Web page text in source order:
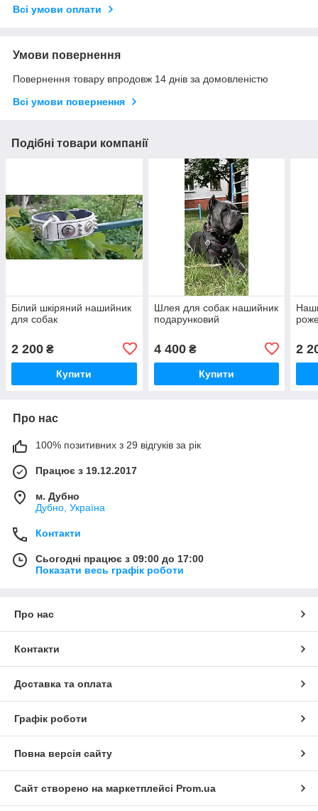
Всі умови оплати
Умови повернення
Повернення товару впродовж 14 днів за домовленістю
Всі умови повернення
Подібні товари компанії
Білий шкіряний нашийник
для собак
2 200 ₴
Купити
Шлея для собак нашийник
подарунковий
4 400₴
Купити
2
Про нас
100% позитивних з 29 відгуків за рік
Працює з 19.12.2017
м. Дубно
Дубно, Україна
Контакти
Сьогодні працює з 09:00 до 17:00
Показати весь графік роботи
Про нас
Контакти
Доставка та оплата
Графік роботи
Повна версія сайту
Сайт створено на маркетплейсі Prom.ua